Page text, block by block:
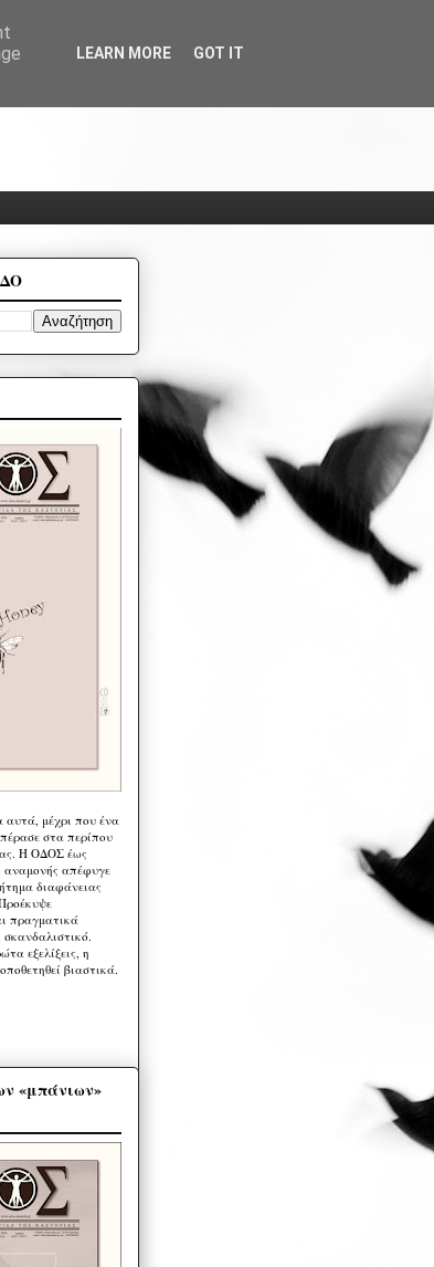
αυτά, μέχρι που ένα
στα περίπου
Η ΟΔΟΣ έως
αναμονής απέφυγε
διαφάνειας
πραγματικά
εξελίξεις, η
βιαστικά.
«μπάνιων»
LEARN MORE GOT IT